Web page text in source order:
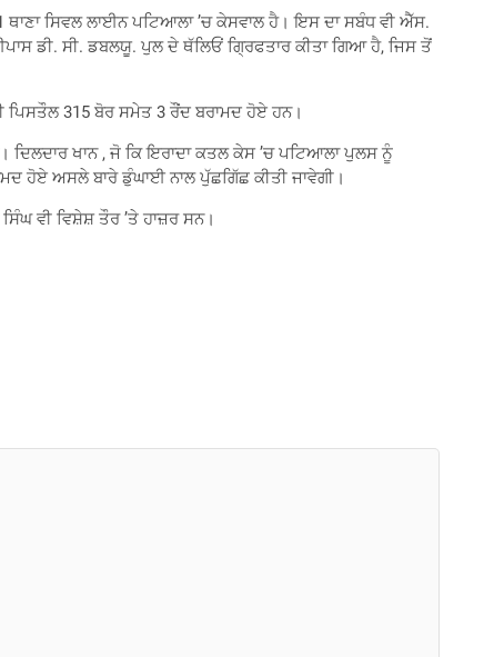
ਸਿਵਲ ਲਾਈਨ ਪਟਿਆਲਾ ’ਚ ਕੇਸਵਾਲ ਹੈ। ਇਸ ਦਾ ਸਬੰਧ ਵੀ ਐੱਸ.
ਡੀ. ਸੀ. ਡਬਲਯੂ. ਪੁਲ ਦੇ ਥੱਲਿਓਂ ਗ੍ਰਿਫਤਾਰ ਕੀਤਾ ਗਿਆ ਹੈ, ਜਿਸ ਤੋਂ
ਪਿਸਤੌਲ 315 ਬੋਰ ਸਮੇਤ 3 ਰੌਂਦ ਬਰਾਮਦ ਹੋਏ ਹਨ।
ਖਾਨ , ਜੋ ਕਿ ਇਰਾਦਾ ਕਤਲ ਕੇਸ ’ਚ ਪਟਿਆਲਾ ਪੁਲਸ ਨੂੰ
ਹੋਏ ਅਸਲੇ ਬਾਰੇ ਡੁੰਘਾਈ ਨਾਲ ਪੁੱਛਗਿੱਛ ਕੀਤੀ ਜਾਵੇਗੀ।
ਵੀ ਵਿਸ਼ੇਸ਼ ਤੌਰ ’ਤੇ ਹਾਜ਼ਰ ਸਨ।